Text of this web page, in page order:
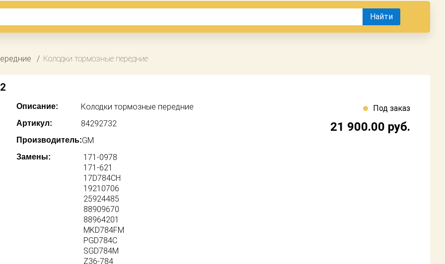
Найти
Колодки тормозные передние
Описание: Колодки тормозные передние
Артикул: 84292732
Производитель:GM
Замены:
171-0978
171-621
17D784CH
19210706
25924485
88909670
88964201
MKD784FM
PGD784C
SGD784M
Z36-784
Под заказ
21 900.00 руб.